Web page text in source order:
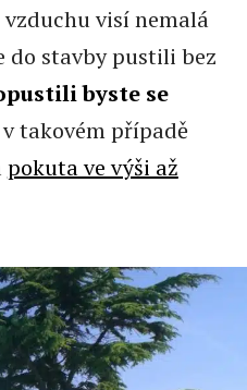
vzduchu visí nemalá
do stavby pustili bez
byste se
v takovém případě
pokuta ve výši až